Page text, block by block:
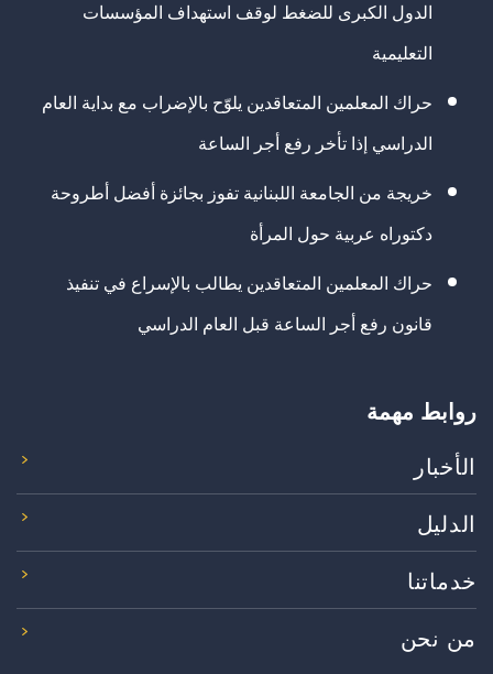
الدول الكبرى للضغط لوقف استهداف المؤسسات
التعليمية
حراك المعلمين المتعاقدين يلوّح بالإضراب مع بداية العام
الدراسي إذا تأخر رفع أجر الساعة
خريجة من الجامعة اللبنانية تفوز بجائزة أفضل أطروحة
دكتوراه عربية حول المرأة
حراك المعلمين المتعاقدين يطالب بالإسراع في تنفيذ
قانون رفع أجر الساعة قبل العام الدراسي
روابط مهمة
الأخبار
الدليل
خدماتنا
من نحن